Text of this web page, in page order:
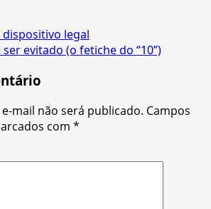
dispositivo legal
evitado (o fetiche do “10”)
mail não será publicado. Campos
com *